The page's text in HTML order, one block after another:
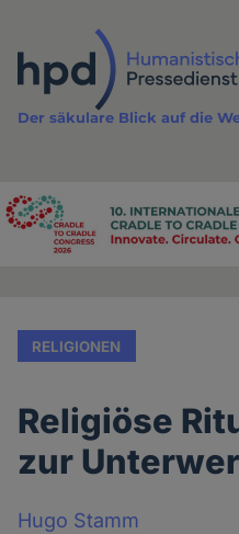
Inhalt
Der säkulare Blick auf die
Advertising
RELIGIONEN
Religiöse
zur
Hugo Stamm